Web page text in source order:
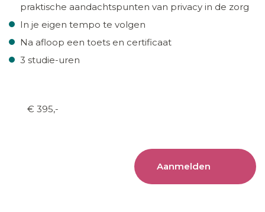
praktische aandachtspunten van privacy in de zorg
In je eigen tempo te volgen
Na afloop een toets en certificaat
3 studie-uren
€ 395,-
Aanmelden